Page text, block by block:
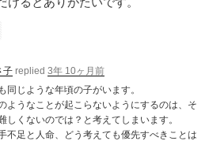
子 replied 3年 10ヶ月前
同じような年頃の子がいます。
ようなことが起こらないようにするのは、そ
しくないのでは？と考えてしまいます。
不足と人命、どう考えても優先すべきことは